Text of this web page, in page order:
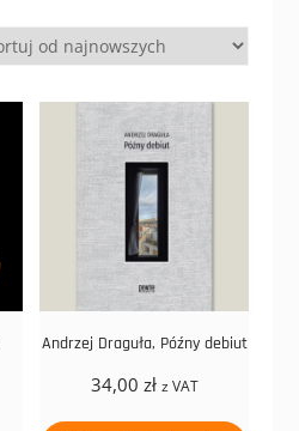
Andrzej Draguła, Późny debiut
34,00 zł z VAT